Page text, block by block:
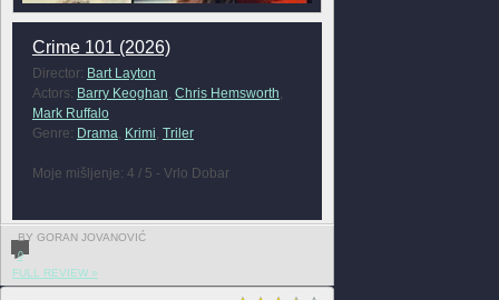
Crime 101 (2026)
Director: Bart Layton
Actors: Barry Keoghan Chris Hemsworth
Mark Ruffalo
Genre: Drama Krimi Triler
Moje mišljenje: 4 / 5 - Vrlo Dobar
BY GORAN JOVANOVIĆ
0
FULL REVIEW »